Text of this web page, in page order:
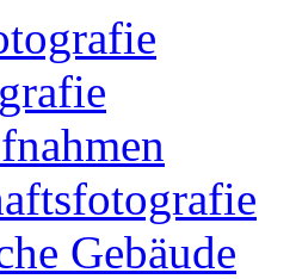
Gebäude